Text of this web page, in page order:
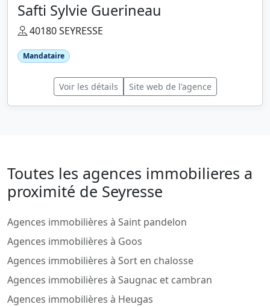
Safti Sylvie Guerineau
40180 SEYRESSE
Mandataire
Voir les détails Site web de l'agence
Toutes les agences immobilieres a
proximité de Seyresse
Agences immobilières à Saint pandelon
Agences immobilières à Goos
Agences immobilières à Sort en chalosse
Agences immobilières à Saugnac et cambran
Agences immobilières à Heugas